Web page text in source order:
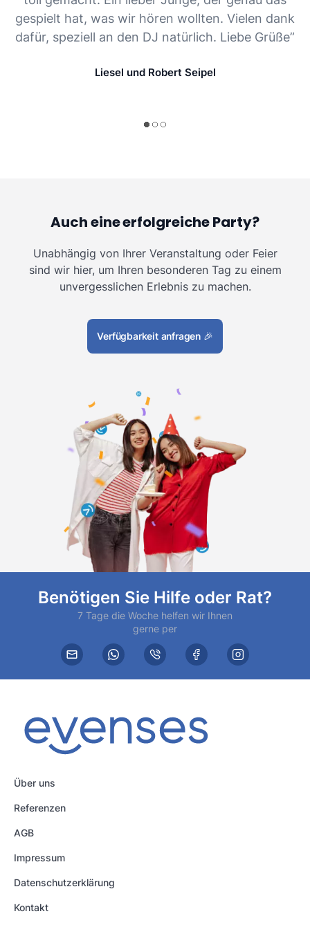
gespielt hat, was wir hören wollten. Vielen dank
dafür, speziell an den DJ natürlich. Liebe Grüße”
Liesel und Robert Seipel
Auch eine erfolgreiche Party?
Unabhängig von Ihrer Veranstaltung oder Feier
sind wir hier, um Ihren besonderen Tag zu einem
unvergesslichen Erlebnis zu machen.
Verfügbarkeit anfragen 🎉
Benötigen Sie Hilfe oder Rat?
7 Tage die Woche helfen wir Ihnen
gerne per
Über uns
Referenzen
AGB
Impressum
Datenschutzerklärung
Kontakt